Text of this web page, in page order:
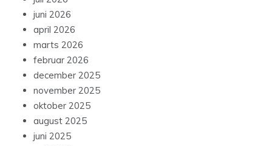
juni 2026
april 2026
marts 2026
februar 2026
december 2025
november 2025
oktober 2025
august 2025
juni 2025